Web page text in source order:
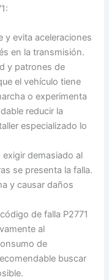
y evita aceleraciones
en la transmisión.
y patrones de
el vehículo tiene
o experimenta
reducir la
especializado lo
demasiado al
se presenta la falla.
y causar daños
de falla P2771
al
de
buscar